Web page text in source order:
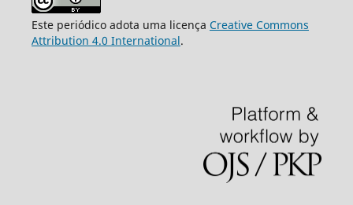
Este periódico adota uma licença Creative Commons
Attribution 4.0 International.